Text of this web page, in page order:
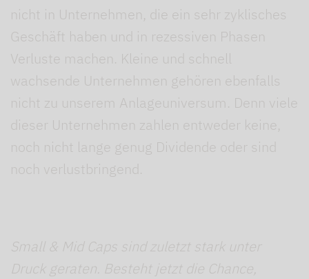
nicht in Unternehmen, die ein sehr zyklisches
Geschäft haben und in rezessiven Phasen
Verluste machen. Kleine und schnell
wachsende Unternehmen gehören ebenfalls
nicht zu unserem Anlageuniversum. Denn viele
dieser Unternehmen zahlen entweder keine,
noch nicht lange genug Dividende oder sind
noch verlustbringend.
Small & Mid Caps sind zuletzt stark unter
Druck geraten. Besteht jetzt die Chance,